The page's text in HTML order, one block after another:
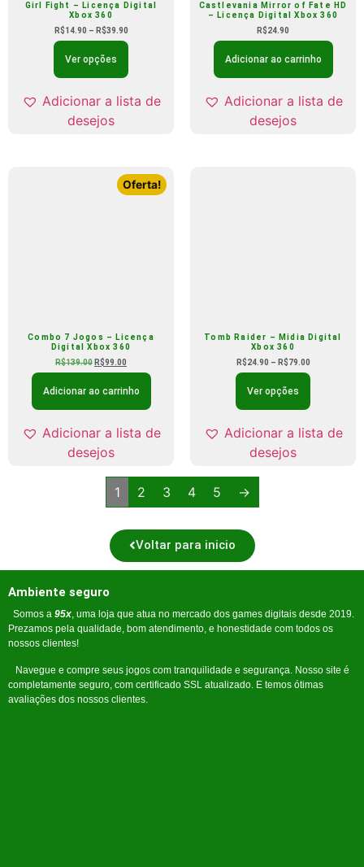
Girl Fight – Licença Digital
Xbox 360
R$14.90 – R$39.90
Ver opções
Adicionar a lista de
desejos
Castlevania Mirror of Fate HD
– Licença Digital Xbox 360
R$24.90
Adicionar ao carrinho
Adicionar a lista de
desejos
Oferta!
Combo 7 Jogos – Licença
Digital Xbox 360
R$139.00 R$99.00
Adicionar ao carrinho
Adicionar a lista de
desejos
Tomb Raider – Midia Digital
Xbox 360
R$24.90 – R$79.00
Ver opções
Adicionar a lista de
desejos
1 2 3 4 5 →
Voltar para inicio
Ambiente seguro
Somos a 95x, uma loja que atua no mercado dos games digitais desde 2019.
Prezamos pela qualidade, bom atendimento, e honestidade com todos os
nossos clientes!
Navegue e compre seus jogos com tranquilidade e segurança. Nosso site é
completamente seguro, com certificado SSL atualizado. E temos ótimas
avaliações dos nossos clientes.